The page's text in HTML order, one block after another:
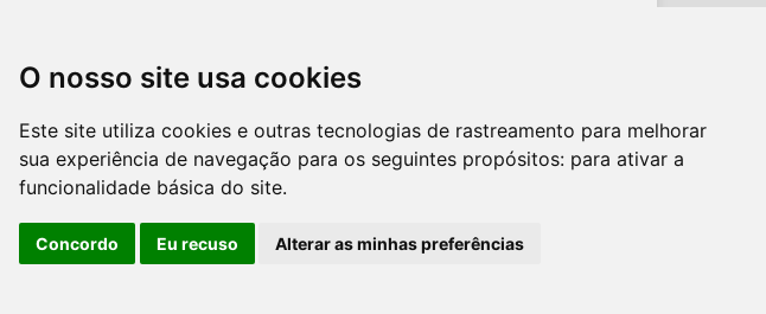
O nosso site usa cookies
Este site utiliza cookies e outras tecnologias de rastreamento para melhorar
sua experiência de navegação para os seguintes propósitos: para ativar a
funcionalidade básica do site.
Concordo Eu recuso Alterar as minhas preferências